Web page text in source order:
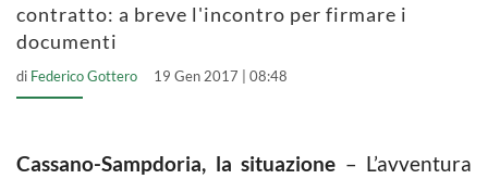
contratto: a breve l'incontro per firmare i
documenti
di Federico Gottero 19 Gen 2017 | 08:48
Cassano-Sampdoria, la situazione – L’avventura